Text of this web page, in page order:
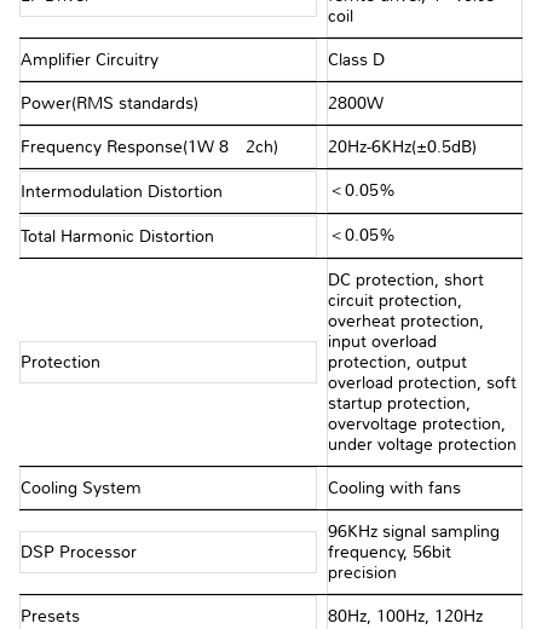
coil
Amplifier Circuitry Class D
Power(RMS standards) 2800W
Frequency Response(1W 8Ω 2ch) 20Hz-6KHz(±0.5dB)
Intermodulation Distortion ＜0.05%
Total Harmonic Distortion ＜0.05%
Protection
DC protection, short
circuit protection,
overheat protection,
input overload
protection, output
overload protection, soft
startup protection,
overvoltage protection,
under voltage protection
Cooling System Cooling with fans
DSP Processor
96KHz signal sampling
frequency, 56bit
precision
Presets 80Hz, 100Hz, 120Hz